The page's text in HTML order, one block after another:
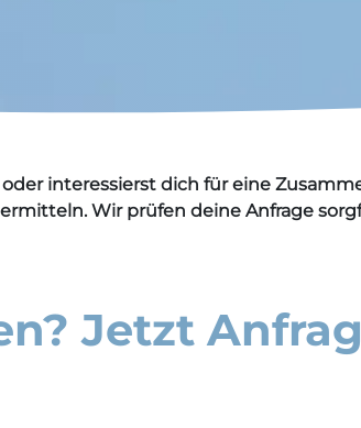
interessierst dich für eine
Wir prüfen deine Anfrage
Jetzt